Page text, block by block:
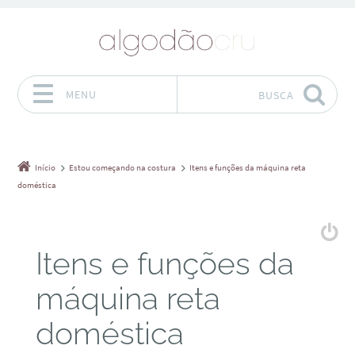
MENU BUSCA
Início Estou começando na costura
Itens e funções da máquina reta
doméstica
Itens e funções da
máquina reta
doméstica